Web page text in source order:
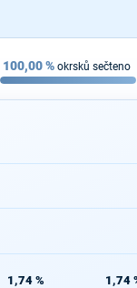
100,00% okrsků sečteno
1,74 % 1,74